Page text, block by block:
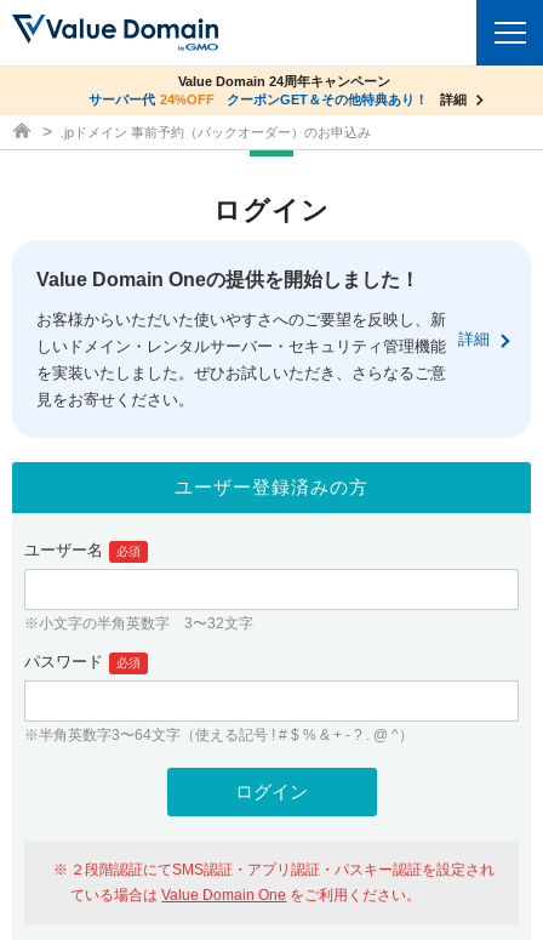
ドメイントップ
ドメイン移管
ドメイン価格一覧
ドメイン一括検索
.jpドメインオークション
gTLDオークション NEW!
.jpドメインバックオーダー
プレミアムドメイン
人気ドメインの種類
WHOIS検索
コアサーバー
バリューサーバー
XREA
セキュリティトップ
Value Domain ネットde診断
SSL証明書
サービストップ
お得意様割引
紹介制度
バリュードメインAPI
ドメイン・ホスティングOEM
facebook
ログイン
従来のバリュードメインをご利用希望の方
Value Domainにログイン
おすすめ One レンタルサーバーを含む最新の機能を使う方
ユーザー登録
co.jpドメイン✕コアサーバーV2ビジネス応援キャンペーン
サーバー料金1年間無料
詳細
Value Domain 24周年キャンペーン
サーバー代 24%OFF クーポンGET＆その他特典あり！ 詳細
ドメイン取得ならバリュードメイン
.jpドメイン 事前予約（バックオーダー）のお申込み
ログイン
Value Domain Oneの提供を開始しました！
お客様からいただいた使いやすさへのご要望を反映し、新
しいドメイン・レンタルサーバー・セキュリティ管理機能
を実装いたしました。ぜひお試しいただき、さらなるご意
見をお寄せください。
詳細
ユーザー登録済みの方
ユーザー名 必須
※小文字の半角英数字 3〜32文字
パスワード 必須
※半角英数字3〜64文字（使える記号 ! # $ % & + - ? . @ ^）
２段階認証にてSMS認証・アプリ認証・パスキー認証を設定され
ている場合はValue Domain One をご利用ください。